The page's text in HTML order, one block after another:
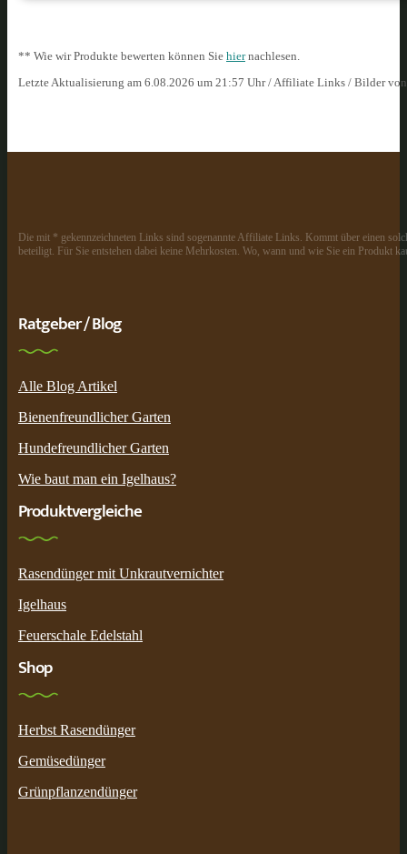
** Wie wir Produkte bewerten können Sie hiernachlesen.
Letzte Aktualisierung am 6.08.2026 um 21:57 Uhr / Affiliate Links / Bilder
Die mit * gekennzeichneten Links sind sogenannte Affiliate Links. Kommt über einen
beteiligt. Für Sie entstehen dabei keine Mehrkosten. Wo, wann und wie Sie ein Produkt
Ratgeber / Blog
Alle Blog Artikel
Bienenfreundlicher Garten
Hundefreundlicher Garten
Wie baut man ein Igelhaus?
Produktvergleiche
Rasendünger mit Unkrautvernichter
Igelhaus
Feuerschale Edelstahl
Shop
Herbst Rasendünger
Gemüsedünger
Grünpflanzendünger